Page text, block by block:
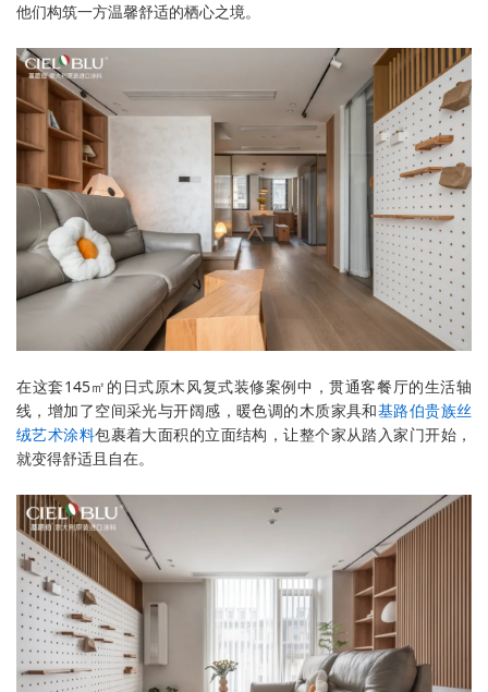
他们构筑一方温馨舒适的栖心之境。
在这套145㎡的日式原木风复式装修案例中，贯通客餐厅的生活轴
线，增加了空间采光与开阔感，暖色调的木质家具和基路伯贵族丝
绒艺术涂料包裹着大面积的立面结构，让整个家从踏入家门开始，
就变得舒适且自在。